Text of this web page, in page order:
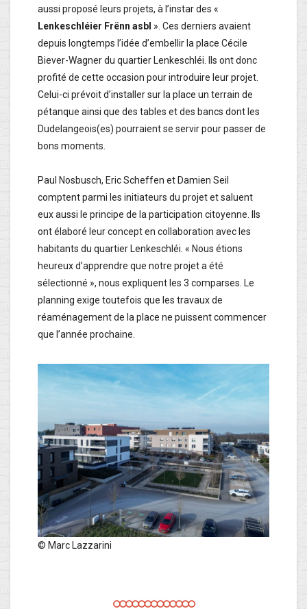
aussi proposé leurs projets, à l’instar des «
Lenkeschléier Frënn asbl ». Ces derniers avaient
depuis longtemps l’idée d’embellir la place Cécile
Biever-Wagner du quartier Lenkeschléi. Ils ont donc
profité de cette occasion pour introduire leur projet.
Celui-ci prévoit d’installer sur la place un terrain de
pétanque ainsi que des tables et des bancs dont les
Dudelangeois(es) pourraient se servir pour passer de
bons moments.
Paul Nosbusch, Eric Scheffen et Damien Seil
comptent parmi les initiateurs du projet et saluent
eux aussi le principe de la participation citoyenne. Ils
ont élaboré leur concept en collaboration avec les
habitants du quartier Lenkeschléi. « Nous étions
heureux d’apprendre que notre projet a été
sélectionné », nous expliquent les 3 comparses. Le
planning exige toutefois que les travaux de
réaménagement de la place ne puissent commencer
que l’année prochaine.
© Marc Lazzarini